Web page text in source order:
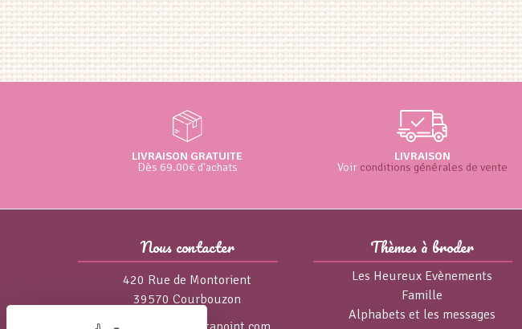
LIVRAISON GRATUITE
Dès 69.00€ d'achats
LIVRAISON
Voir conditions générales de vente
Nous contacter
420 Rue de Montorient
39570 Courbouzon
Thèmes à broder
Les Heureux Evènements
Famille
Alphabets et les messages